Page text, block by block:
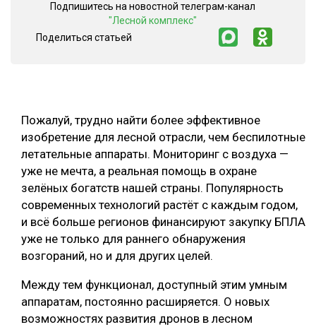
БЕЗОПАСНОЕ ПРОИЗВОДСТВО
СОРТИРОВКА ДРЕВЕСИНЫ
Пожалуй, трудно найти более эффективное
изобретение для лесной отрасли, чем беспилотные
летательные аппараты. Мониторинг с воздуха —
уже не мечта, а реальная помощь в охране
зелёных богатств нашей страны. Популярность
современных технологий растёт с каждым годом,
и всё больше регионов финансируют закупку БПЛА
уже не только для раннего обнаружения
возгораний, но и для других целей.
Между тем функционал, доступный этим умным
аппаратам, постоянно расширяется. О новых
возможностях развития дронов в лесном
Подпишитесь на новостной телеграм-канал
"Лесной комплекс"
Поделиться статьей